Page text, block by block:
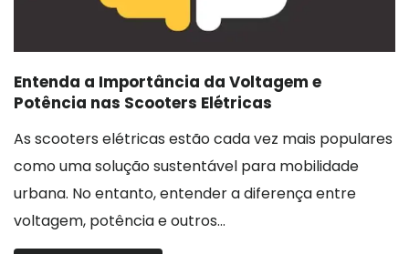
Entenda a Importância da Voltagem e
Potência nas Scooters Elétricas
As scooters elétricas estão cada vez mais populares
como uma solução sustentável para mobilidade
urbana. No entanto, entender a diferença entre
voltagem, potência e outros...